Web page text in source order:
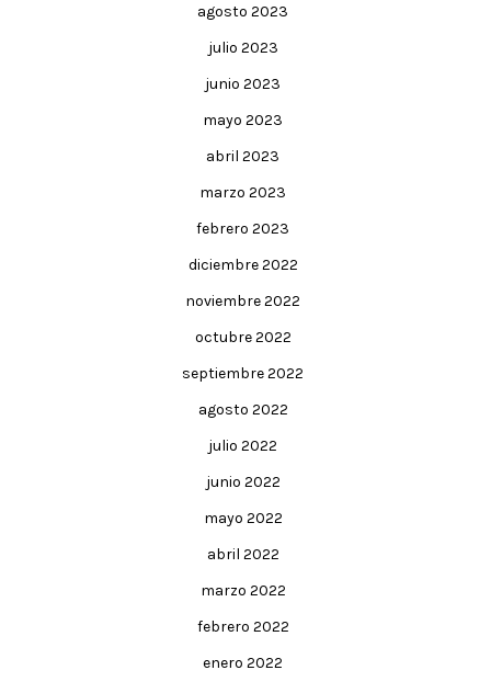
agosto 2023
julio 2023
junio 2023
mayo 2023
abril 2023
marzo 2023
febrero 2023
diciembre 2022
noviembre 2022
octubre 2022
septiembre 2022
agosto 2022
julio 2022
junio 2022
mayo 2022
abril 2022
marzo 2022
febrero 2022
enero 2022